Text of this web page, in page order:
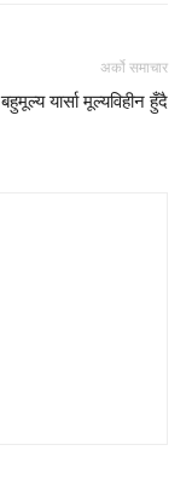
अर्को समाचार
बहुमूल्य यार्सा मूल्यविहीन हुँदै